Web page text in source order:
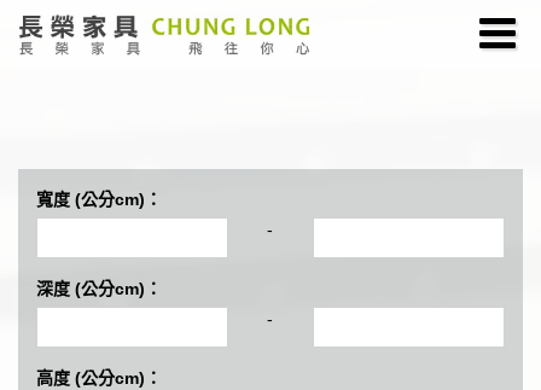
寬度 (公分cm)：
-
深度 (公分cm)：
-
高度 (公分cm)：